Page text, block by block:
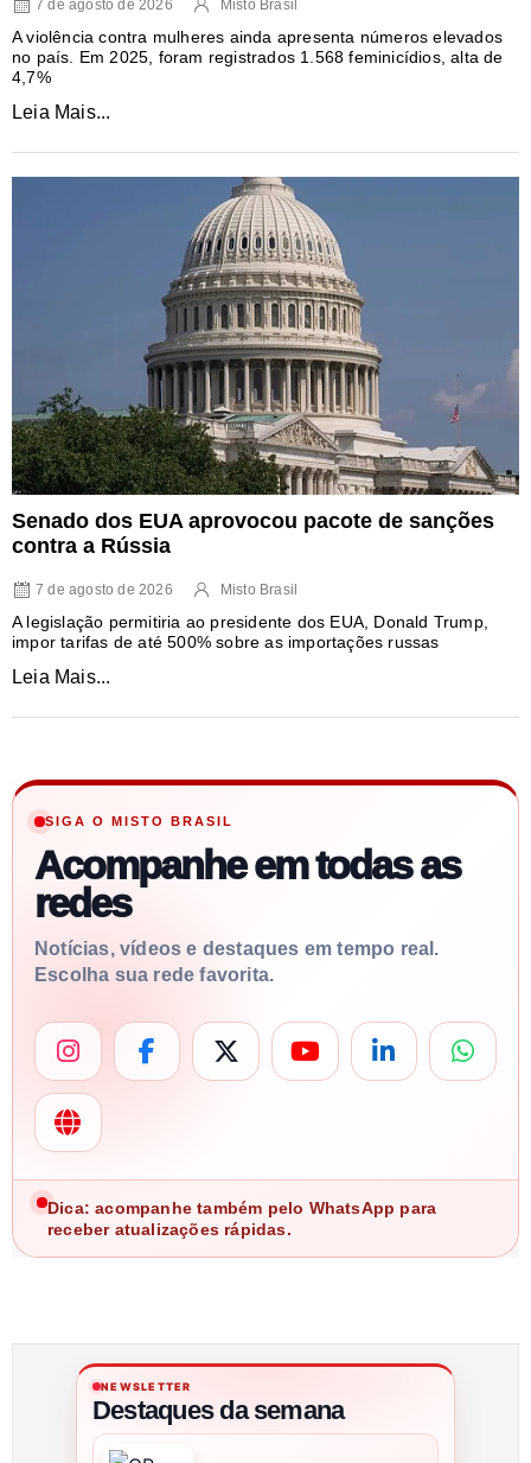
7 de agosto de 2026 Misto Brasil
A violência contra mulheres ainda apresenta números elevados
no país. Em 2025, foram registrados 1.568 feminicídios, alta de
4,7%
Leia Mais...
Senado dos EUA aprovocou pacote de sanções
contra a Rússia
7 de agosto de 2026 Misto Brasil
A legislação permitiria ao presidente dos EUA, Donald Trump,
impor tarifas de até 500% sobre as importações russas
Leia Mais...
SIGA O MISTO BRASIL
Acompanhe em todas as
redes
Notícias, vídeos e destaques em tempo real.
Escolha sua rede favorita.
Dica: acompanhe também pelo WhatsApp para
receber atualizações rápidas.
NEWSLETTER
Destaques da semana